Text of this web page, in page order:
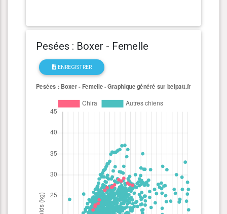
Pesées : Boxer - Femelle
ENREGISTRER